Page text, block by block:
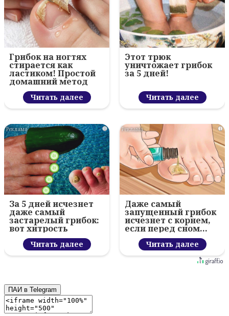
Грибок на ногтях
стирается как
ластиком! Простой
домашний метод
Читать далее
Этот трюк
уничтожает грибок
за 5 дней!
Читать далее
i
За 5 дней исчезнет
даже самый
застарелый грибок:
вот хитрость
Читать далее
i
Даже самый
запущенный грибок
исчезнет с корнем,
если перед сном…
Читать далее
ПАИ в Telegram